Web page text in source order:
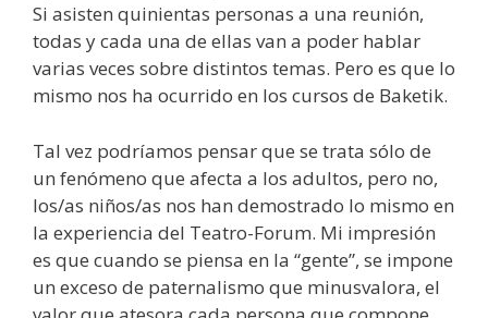
Si asisten quinientas personas a una reunión,
todas y cada una de ellas van a poder hablar
varias veces sobre distintos temas. Pero es que lo
mismo nos ha ocurrido en los cursos de Baketik.
Tal vez podríamos pensar que se trata sólo de
un fenómeno que afecta a los adultos, pero no,
los/as niños/as nos han demostrado lo mismo en
la experiencia del Teatro-Forum. Mi impresión
es que cuando se piensa en la “gente”, se impone
un exceso de paternalismo que minusvalora, el